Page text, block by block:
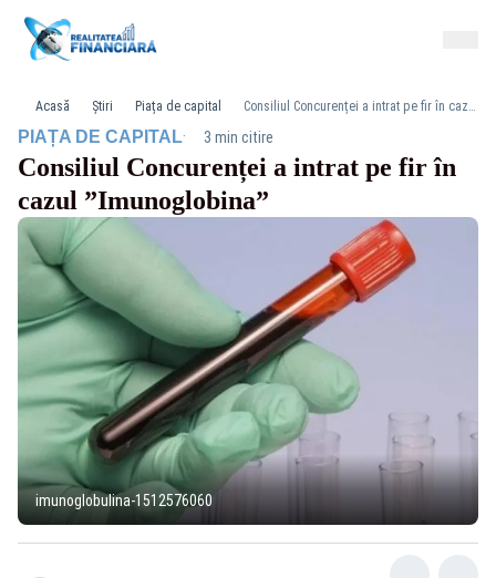
Acasă Știri Piața de capital Consiliul Concurenței a intrat pe fir în cazul ”Imunoglobina”
PIAȚA DE CAPITAL· 3 min citire
Consiliul Concurenței a intrat pe fir în
cazul ”Imunoglobina”
imunoglobulina-1512576060